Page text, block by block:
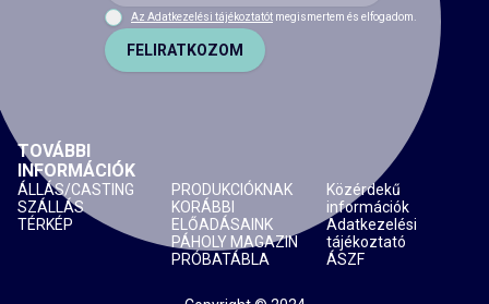
TOVÁBBI
INFORMÁCIÓK
ÁLLÁS/CASTING
SZÁLLÁS
TÉRKÉP
PRODUKCIÓKNAK
KORÁBBI
ELŐADÁSAINK
PÁHOLY MAGAZIN
PRÓBATÁBLA
Közérdekű
információk
Adatkezelési
tájékoztató
ÁSZF
Az Adatkezelési tájékoztatót megismertem és elfogadom.
FELIRATKOZOM